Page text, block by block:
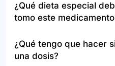
y sin triturar, masticar o
importante no
cáncer.
sobre alergias,
niveles de calcio,
Advierta sobre otros
tomando,
¿Qué dieta especial
tomo este
médico le recetará
vitamina D que debe
¿Qué tengo que hacer
una dosis?